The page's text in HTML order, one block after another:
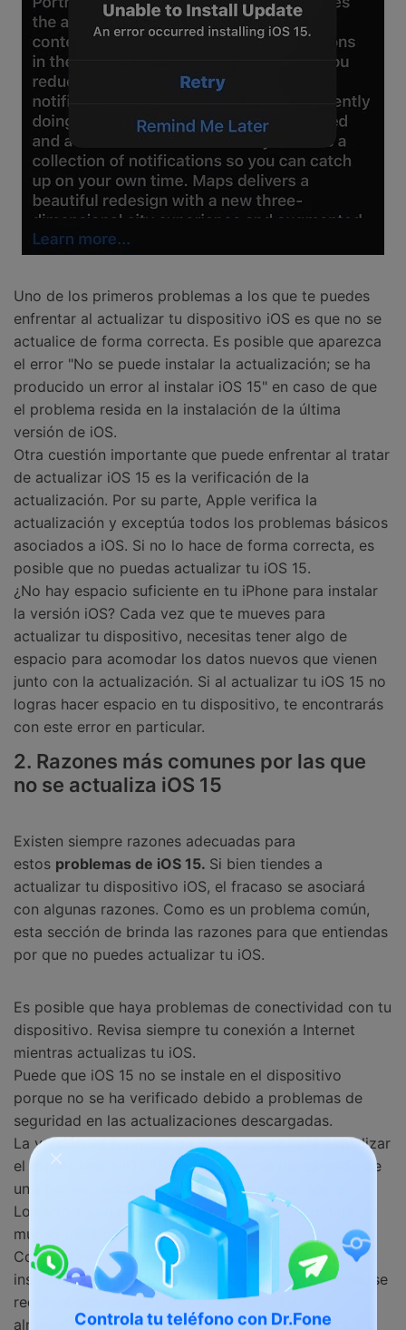
Uno de los primeros problemas a los que te puedes
enfrentar al actualizar tu dispositivo iOS es que no se
actualice de forma correcta. Es posible que aparezca
el error "No se puede instalar la actualización; se ha
producido un error al instalar iOS 15" en caso de que
el problema resida en la instalación de la última
versión de iOS.
Otra cuestión importante que puede enfrentar al tratar
de actualizar iOS 15 es la verificación de la
actualización. Por su parte, Apple verifica la
actualización y exceptúa todos los problemas básicos
asociados a iOS. Si no lo hace de forma correcta, es
posible que no puedas actualizar tu iOS 15.
¿No hay espacio suficiente en tu iPhone para instalar
la versión iOS? Cada vez que te mueves para
actualizar tu dispositivo, necesitas tener algo de
espacio para acomodar los datos nuevos que vienen
junto con la actualización. Si al actualizar tu iOS 15 no
logras hacer espacio en tu dispositivo, te encontrarás
con este error en particular.
2. Razones más comunes por las que
no se actualiza iOS 15
Existen siempre razones adecuadas para
estos problemas de iOS 15. Si bien tiendes a
actualizar tu dispositivo iOS, el fracaso se asociará
con algunas razones. Como es un problema común,
esta sección de brinda las razones para que entiendas
por que no puedes actualizar tu iOS.
Es posible que haya problemas de conectividad con tu
dispositivo. Revisa siempre tu conexión a Internet
mientras actualizas tu iOS.
Puede que iOS 15 no se instale en el dispositivo
porque no se ha verificado debido a problemas de
seguridad en las actualizaciones descargadas.
La versión de firmware de iOS utilizada para actualizar
el dispositivo a iOS 15 podría haberse descargado de
un sitio web secundario no verificado por Apple.
Los errores en el iPhone pueden ser una razón de
mucho peso para estos fallos de iOS 15
Como se requiere un espacio adecuado para la
instalación de la nueva versión de iOS en tu iPhone, se
requiere espacio de almacenamiento. Sin
almacenamiento, tu dispositivo no se actualizará a la